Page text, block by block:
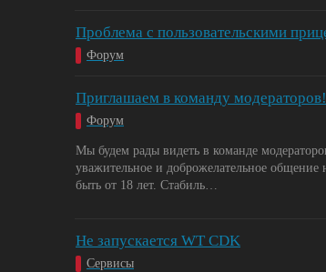
Проблема с пользовательскими
Форум
Приглашаем в команду модераторов!
Форум
Мы будем рады видеть в команде
уважительное и доброжелательное
быть от 18 лет. Стабиль…
Не запускается WT CDK
Сервисы